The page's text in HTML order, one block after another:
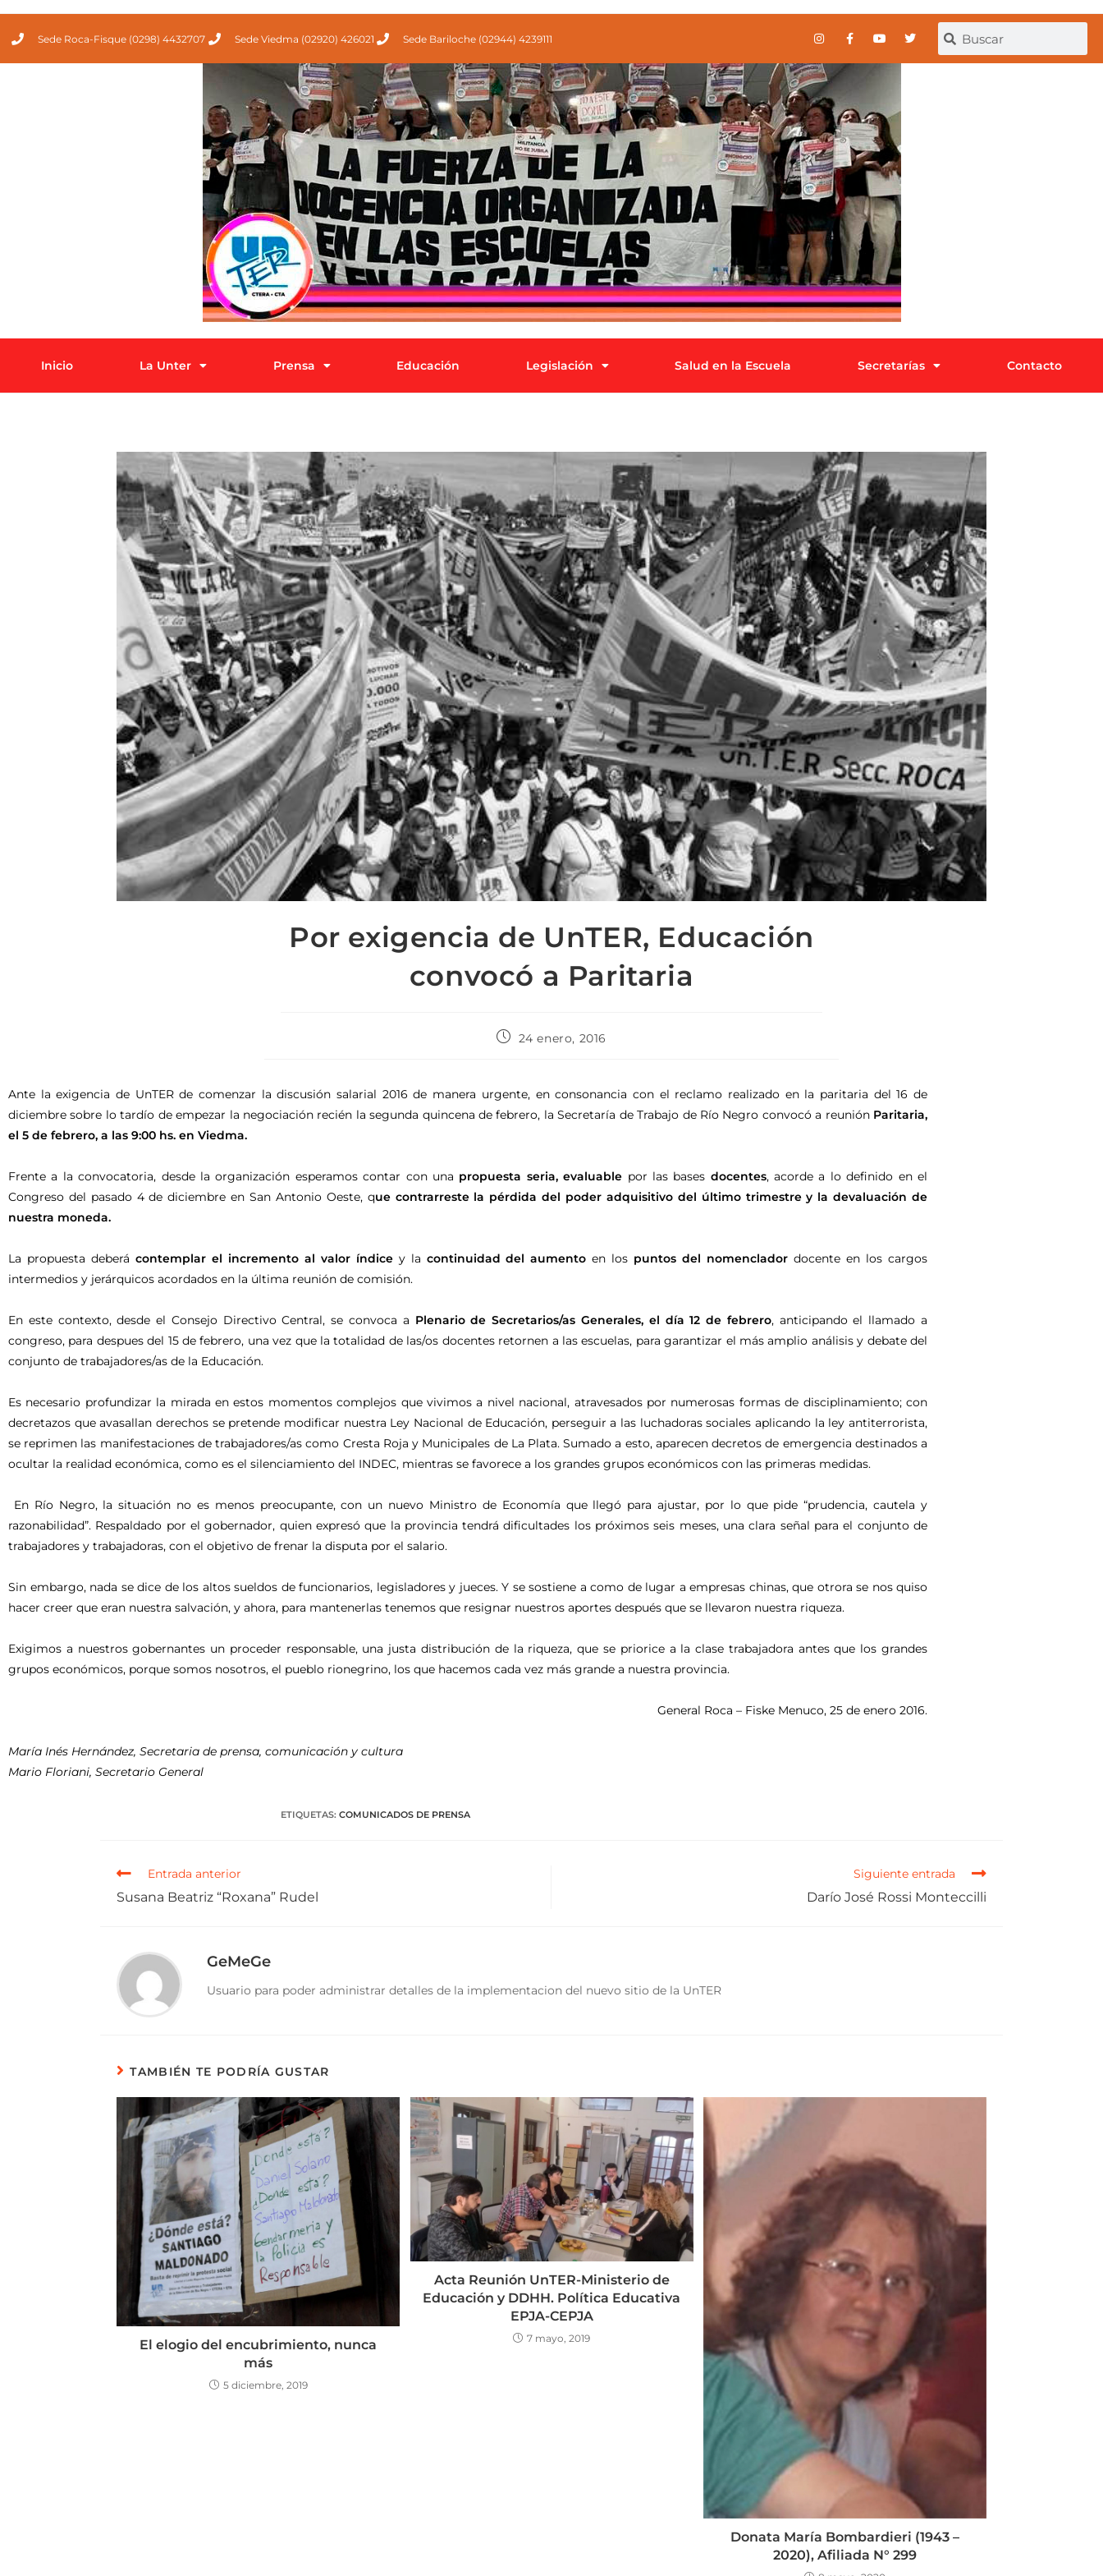
Sede Roca-Fisque (0298) 4432707 Sede Viedma (02920) 426021 Sede Bariloche (02944) 4239111
Inicio La Unter Prensa Educación Legislación Salud en la Escuela Secretarías Contacto
Por exigencia de UnTER, Educación
convocó a Paritaria
24 enero, 2016
Ante la exigencia de UnTER de comenzar la discusión salarial 2016 de manera urgente, en consonancia con el reclamo realizado en la paritaria del 16 de
diciembre sobre lo tardío de empezar la negociación recién la segunda quincena de febrero, la Secretaría de Trabajo de Río Negro convocó a reuniónParitaria,
el 5 de febrero, a las 9:00 hs. en Viedma.
Frente a la convocatoria, desde la organización esperamos contar con una propuesta seria, evaluable por las bases docentes, acorde a lo definido en el
Congreso del pasado 4 de diciembre en San Antonio Oeste, que contrarreste la pérdida del poder adquisitivo del último trimestre y la devaluación de
nuestra moneda.
La propuesta deberá contemplar el incremento al valor índicey la continuidad del aumento en los puntos del nomenclador docente en los cargos
intermedios y jerárquicos acordados en la última reunión de comisión.
En este contexto, desde el Consejo Directivo Central, se convoca a Plenario de Secretarios/as Generales, el día 12 de febrero, anticipando el llamado a
congreso, para despues del 15 de febrero, una vez que la totalidad de las/os docentes retornen a las escuelas, para garantizar el más amplio análisis y debate del
conjunto de trabajadores/as de la Educación.
Es necesario profundizar la mirada en estos momentos complejos que vivimos a nivel nacional, atravesados por numerosas formas de disciplinamiento; con
decretazos que avasallan derechos se pretende modificar nuestra Ley Nacional de Educación, perseguir a las luchadoras sociales aplicando la ley antiterrorista,
se reprimen las manifestaciones de trabajadores/as como Cresta Roja y Municipales de La Plata. Sumado a esto, aparecen decretos de emergencia destinados a
ocultar la realidad económica, como es el silenciamiento del INDEC, mientras se favorece a los grandes grupos económicos con las primeras medidas.
En Río Negro, la situación no es menos preocupante, con un nuevo Ministro de Economía que llegó para ajustar, por lo que pide “prudencia, cautela y
razonabilidad”. Respaldado por el gobernador, quien expresó que la provincia tendrá dificultades los próximos seis meses, una clara señal para el conjunto de
trabajadores y trabajadoras, con el objetivo de frenar la disputa por el salario.
Sin embargo, nada se dice de los altos sueldos de funcionarios, legisladores y jueces. Y se sostiene a como de lugar a empresas chinas, que otrora se nos quiso
hacer creer que eran nuestra salvación, y ahora, para mantenerlas tenemos que resignar nuestros aportes después que se llevaron nuestra riqueza.
Exigimos a nuestros gobernantes un proceder responsable, una justa distribución de la riqueza, que se priorice a la clase trabajadora antes que los grandes
grupos económicos, porque somos nosotros, el pueblo rionegrino, los que hacemos cada vez más grande a nuestra provincia.
General Roca – Fiske Menuco, 25 de enero 2016.
María Inés Hernández, Secretaria de prensa, comunicación y cultura
Mario Floriani, Secretario General
ETIQUETAS: COMUNICADOS DE PRENSA
Entrada anterior
Susana Beatriz “Roxana” Rudel
Siguiente entrada
Darío José Rossi Monteccilli
GeMeGe
Usuario para poder administrar detalles de la implementacion del nuevo sitio de la UnTER
TAMBIÉN TE PODRÍA GUSTAR
El elogio del encubrimiento, nunca
más
5 diciembre, 2019
Acta Reunión UnTER-Ministerio de
Educación y DDHH. Política Educativa
EPJA-CEPJA
7 mayo, 2019
Donata María Bombardieri (1943 –
2020), Afiliada N° 299